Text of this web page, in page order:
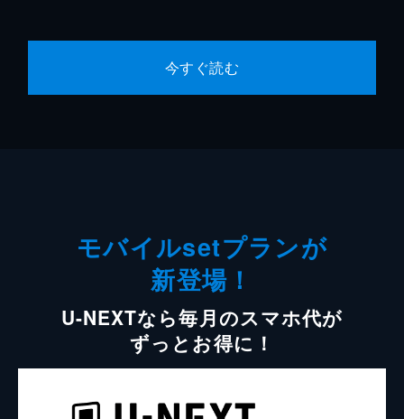
今すぐ読む
モバイルsetプランが
新登場！
U-NEXTなら毎月のスマホ代が
ずっとお得に！